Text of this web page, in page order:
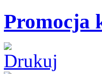
Promocja